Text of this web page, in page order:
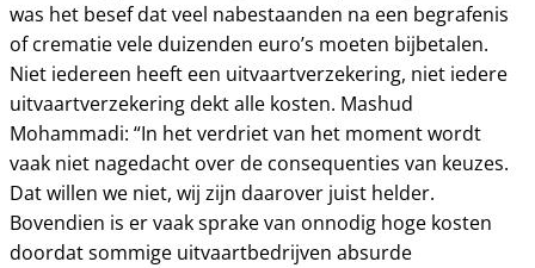
was het besef dat veel nabestaanden na een begrafenis
of crematie vele duizenden euro’s moeten bijbetalen.
Niet iedereen heeft een uitvaartverzekering, niet iedere
uitvaartverzekering dekt alle kosten. Mashud
Mohammadi: “In het verdriet van het moment wordt
vaak niet nagedacht over de consequenties van keuzes.
Dat willen we niet, wij zijn daarover juist helder.
Bovendien is er vaak sprake van onnodig hoge kosten
doordat sommige uitvaartbedrijven absurde